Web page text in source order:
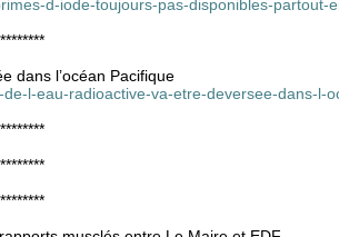
d-iode-toujours-pas-disponibles-partout-
dans l’océan Pacifique
l-eau-radioactive-va-etre-deversee-dans-l-